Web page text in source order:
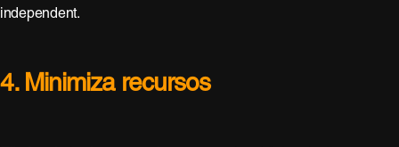
independent.
4. Minimiza recursos